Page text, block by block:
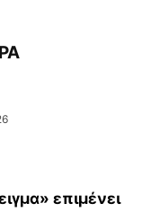
επιμένει